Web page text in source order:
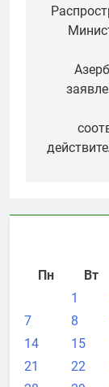
по
Пн
Вт
1
7
8
14
15
21
22